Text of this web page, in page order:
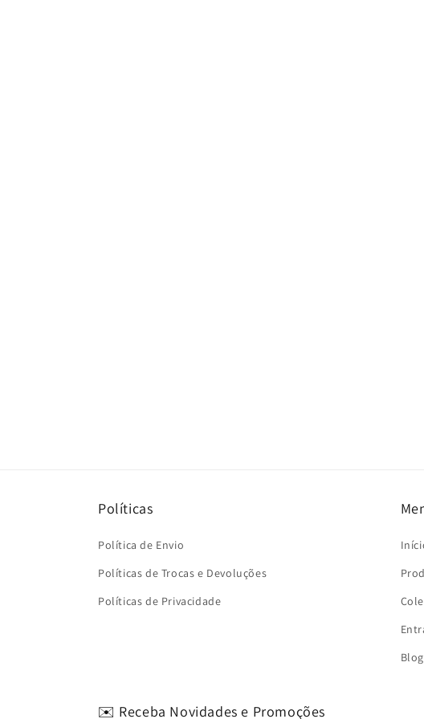
Políticas
Política de Envio
Políticas de Trocas e Devoluções
Políticas de Privacidade
Blog
✉️ Receba Novidades e Promoções